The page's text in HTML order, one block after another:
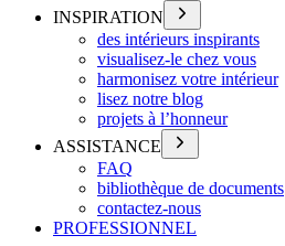
INSPIRATION
des intérieurs inspirants
visualisez-le chez vous
harmonisez votre intérieur
lisez notre blog
projets à l’honneur
ASSISTANCE
FAQ
bibliothèque de documents
contactez-nous
PROFESSIONNEL